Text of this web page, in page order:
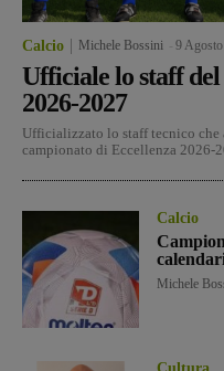
Calcio Michele Bossini 9
Ufficiale lo staff
2026-2027
Ufficializzato lo staff tecnico che
campionato di Eccellenza 2026-
Calcio
Michele